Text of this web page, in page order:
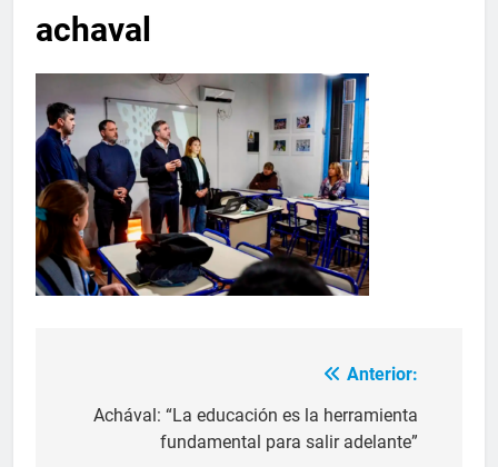
achaval
Anterior:
Achával: “La educación es la herramienta
fundamental para salir adelante”